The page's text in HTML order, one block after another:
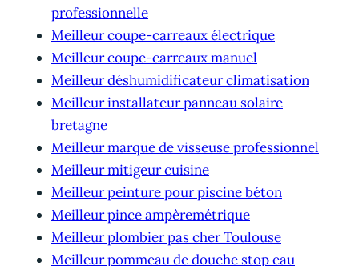
professionnelle
Meilleur coupe-carreaux électrique
Meilleur coupe-carreaux manuel
Meilleur déshumidificateur climatisation
Meilleur installateur panneau solaire
bretagne
Meilleur marque de visseuse professionnel
Meilleur mitigeur cuisine
Meilleur peinture pour piscine béton
Meilleur pince ampèremétrique
Meilleur plombier pas cher Toulouse
Meilleur pommeau de douche stop eau